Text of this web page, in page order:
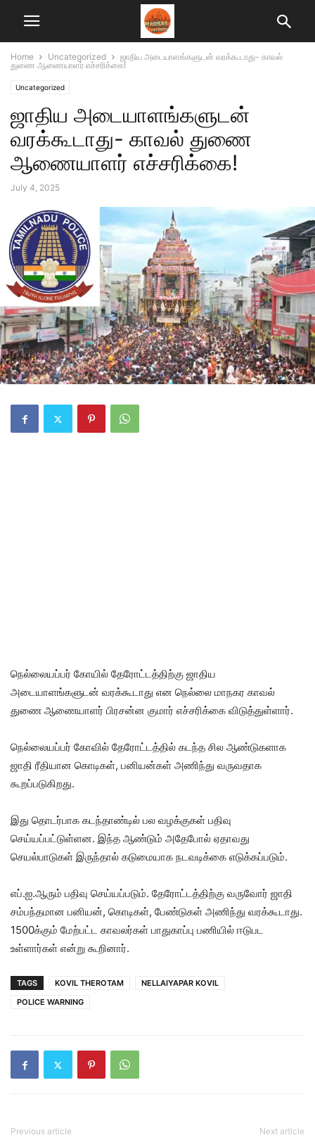
Home Uncategorized
ஜாதிய அடையாளங்களுடன் வரக்கூடாது- காவல்
துணை ஆணையாளர் எச்சரிக்கை!
Uncategorized
ஜாதிய அடையாளங்களுடன்
வரக்கூடாது- காவல் துணை
ஆணையாளர் எச்சரிக்கை!
July 4, 2025
நெல்லையப்பர் கோயில் தேரோட்டத்திற்கு ஜாதிய
அடையாளங்களுடன் வரக்கூடாது என நெல்லை மாநகர காவல்
துணை ஆணையாளர் பிரசன்ன குமார் எச்சரிக்கை விடுத்துள்ளார்.
நெல்லையப்பர் கோவில் தேரோட்டத்தில் கடந்த சில ஆண்டுகளாக
ஜாதி ரீதியான கொடிகள், பனியன்கள் அணிந்து வருவதாக
கூறப்படுகிறது.
இது தொடர்பாக கடந்தாண்டில் பல வழக்குகள் பதிவு
செய்யப்பட்டுள்ளன. இந்த ஆண்டும் அதேபோல் ஏதாவது
செயல்பாடுகள் இருந்தால் கடுமையாக நடவடிக்கை எடுக்கப்படும்.
எப்.ஐ.ஆரும் பதிவு செய்யப்படும். தேரோட்டத்திற்கு வருவோர் ஜாதி
சம்பந்தமான பனியன், கொடிகள், பேண்டுகள் அணிந்து வரக்கூடாது.
1500க்கும் மேற்பட்ட காவலர்கள் பாதுகாப்பு பணியில் ஈடுபட
உள்ளார்கள் என்று கூறினார்.
TAGS KOVIL THEROTAM
NELLAIYAPAR KOVIL
POLICE WARNING
Previous article Next article